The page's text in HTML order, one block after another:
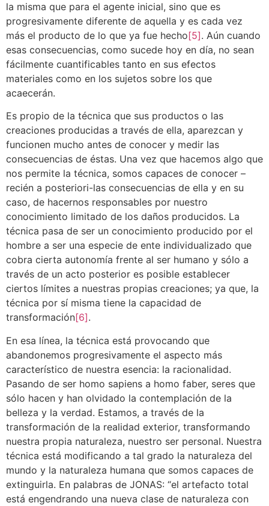
la misma que para el agente inicial, sino que es
progresivamente diferente de aquella y es cada vez
más el producto de lo que ya fue hecho[5]. Aún cuando
esas consecuencias, como sucede hoy en día, no sean
fácilmente cuantificables tanto en sus efectos
materiales como en los sujetos sobre los que
acaecerán.
Es propio de la técnica que sus productos o las
creaciones producidas a través de ella, aparezcan y
funcionen mucho antes de conocer y medir las
consecuencias de éstas. Una vez que hacemos algo que
nos permite la técnica, somos capaces de conocer –
recién a posteriori-las consecuencias de ella y en su
caso, de hacernos responsables por nuestro
conocimiento limitado de los daños producidos. La
técnica pasa de ser un conocimiento producido por el
hombre a ser una especie de ente individualizado que
cobra cierta autonomía frente al ser humano y sólo a
través de un acto posterior es posible establecer
ciertos límites a nuestras propias creaciones; ya que, la
técnica por sí misma tiene la capacidad de
transformación[6].
En esa línea, la técnica está provocando que
abandonemos progresivamente el aspecto más
característico de nuestra esencia: la racionalidad.
Pasando de ser homo sapiens a homo faber, seres que
sólo hacen y han olvidado la contemplación de la
belleza y la verdad. Estamos, a través de la
transformación de la realidad exterior, transformando
nuestra propia naturaleza, nuestro ser personal. Nuestra
técnica está modificando a tal grado la naturaleza del
mundo y la naturaleza humana que somos capaces de
extinguirla. En palabras de JONAS: “el artefacto total
está engendrando una nueva clase de naturaleza con